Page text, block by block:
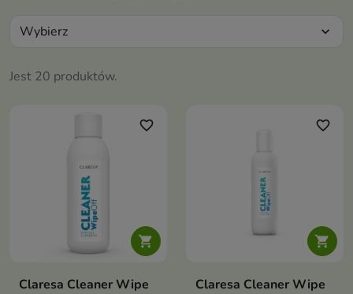
Jest 20 produktów.
Wybierz expand_more

favorite_border
Claresa Cleaner Wipe

favorite_border
Claresa Cleaner Wipe